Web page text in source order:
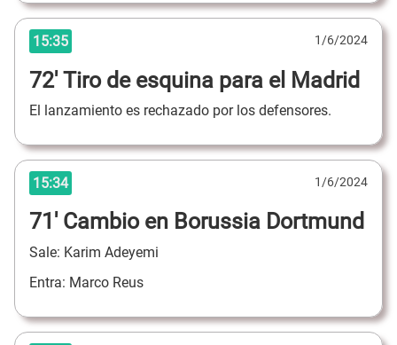
15:35 1/6/2024
72' Tiro de esquina para el Madrid
El lanzamiento es rechazado por los defensores.
15:34 1/6/2024
71' Cambio en Borussia Dortmund
Sale: Karim Adeyemi
Entra: Marco Reus